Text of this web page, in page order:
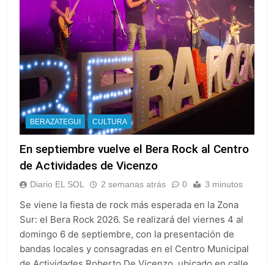
BERAZATEGUI CULTURA
En septiembre vuelve el Bera Rock al Centro
de Actividades de Vicenzo
Diario EL SOL 2 semanas atrás 0 3 minutos
Se viene la fiesta de rock más esperada en la Zona
Sur: el Bera Rock 2026. Se realizará del viernes 4 al
domingo 6 de septiembre, con la presentación de
bandas locales y consagradas en el Centro Municipal